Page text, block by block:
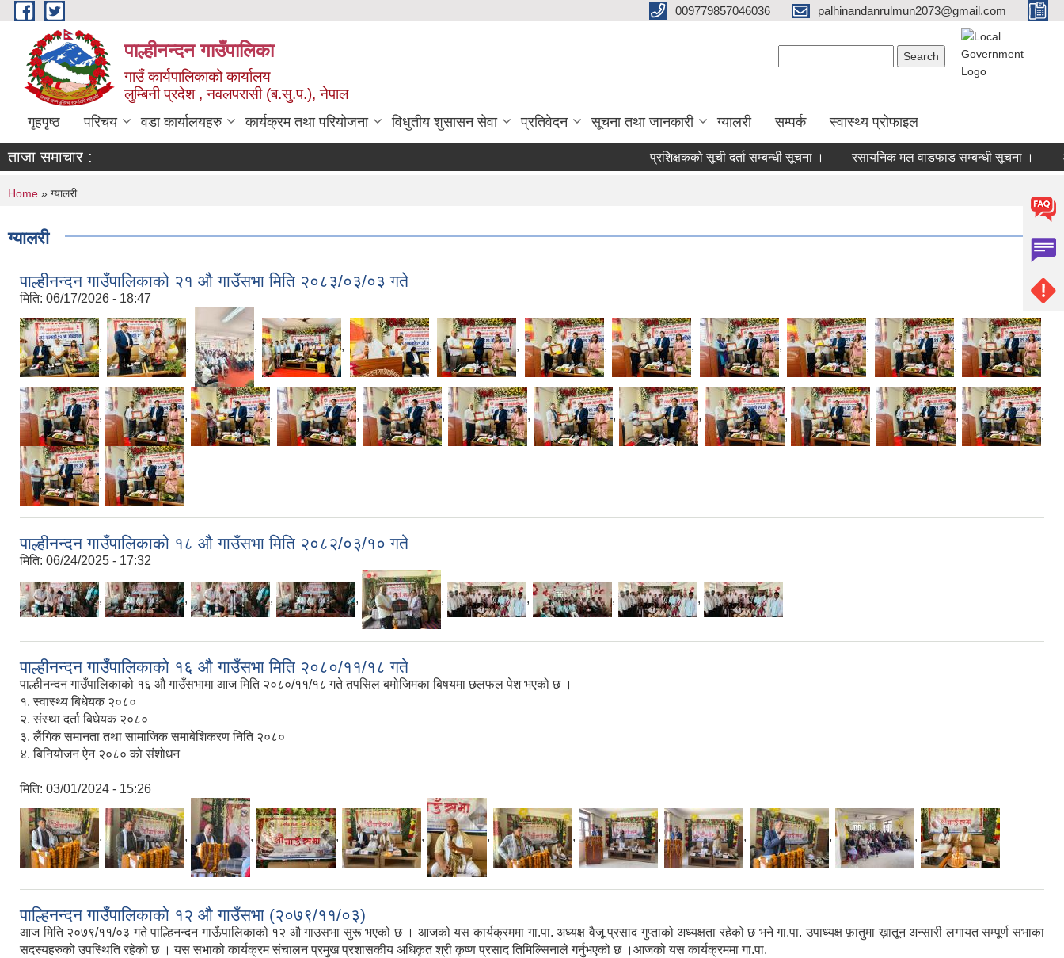
Skip to main content 009779857046036 palhinandanrulmun2073@gmail.com
पाल्हीनन्दन गाउँपालिका
गाउँ कार्यपालिकाको कार्यालय
लुम्बिनी प्रदेश , नवलपरासी (ब.सु.प.), नेपाल
गृहपृष्ठ परिचय वडा कार्यालयहरु कार्यक्रम तथा परियोजना विधुतीय शुसासन सेवा प्रतिवेदन सूचना तथा जानकारी ग्यालरी सम्पर्क स्वास्थ्य प्रोफाइल
ताजा समाचार : प्रशिक्षकको सूची दर्ता सम्बन्धी सूचना । रसायनिक मल वाडफाड सम्बन्धी सूचना ।
You are here
Home » ग्यालरी
ग्यालरी
पाल्हीनन्दन गाउँपालिकाको २१ औ गाउँसभा मिति २०८३/०३/०३ गते
मिति: 06/17/2026 - 18:47
, , , , , , , , , , , ,
, , , , , , , , , , , ,
,
पाल्हीनन्दन गाउँपालिकाको १८ औ गाउँसभा मिति २०८२/०३/१० गते
मिति: 06/24/2025 - 17:32
, , , , , , , ,
पाल्हीनन्दन गाउँपालिकाको १६ औ गाउँसभा मिति २०८०/११/१८ गते
पाल्हीनन्दन गाउँपालिकाको १६ औ गाउँसभामा आज मिति २०८०/११/१८ गते तपसिल बमोजिमका बिषयमा छलफल पेश भएको छ ।
१. स्वास्थ्य बिधेयक २०८०
२. संस्था दर्ता बिधेयक २०८०
३. लैंगिक समानता तथा सामाजिक समाबेशिकरण निति २०८०
४. बिनियोजन ऐन २०८० को संशोधन
मिति: 03/01/2024 - 15:26
, , , , , , , , , , ,
पाल्हिनन्दन गाउँपालिकाको १२ औ गाउँसभा (२०७९/११/०३)
आज मिति २०७९/११/०३ गते पाल्हिनन्दन गाऊँपालिकाको १२ औ गाउसभा सुरू भएको छ । आजको यस कार्यक्रममा गा.पा. अध्यक्ष वैजू प्रसाद गुप्ताको अध्यक्षता रहेको छ भने गा.पा. उपाध्यक्ष फ़ातुमा ख़ातून अन्सारी लगायत सम्पूर्ण सभाका
सदस्यहरुको उपस्थिति रहेको छ । यस सभाको कार्यक्रम संचालन प्रमुख प्रशासकीय अधिकृत श्री कृष्ण प्रसाद तिमिल्सिनाले गर्नुभएको छ ।आजको यस कार्यक्रममा गा.पा.